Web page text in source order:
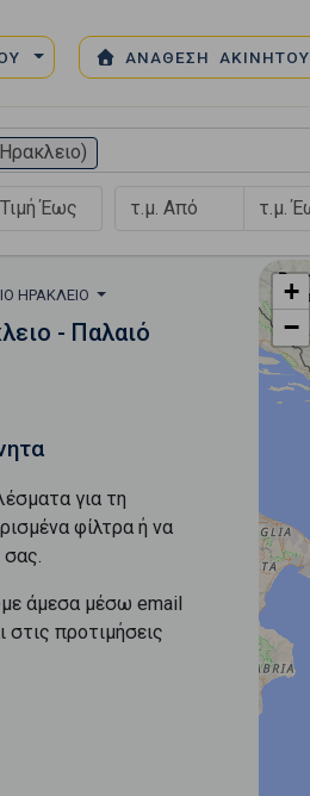
ΑΝΑΘΕΣΗ ΑΚΙΝΗΤΟΥ
ΗΡΆΚΛΕΙΟ
- Παλαιό
για τη
φίλτρα ή να
σας.
άμεσα μέσω email
στις προτιμήσεις
+
−